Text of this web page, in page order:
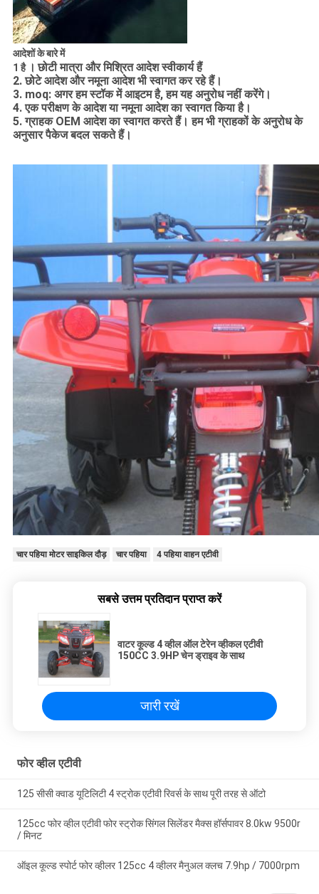
आदेशों के बारे में
1 है । छोटी मात्रा और मिश्रित आदेश स्वीकार्य हैं
2. छोटे आदेश और नमूना आदेश भी स्वागत कर रहे हैं।
3. moq: अगर हम स्टॉक में आइटम है, हम यह अनुरोध नहीं करेंगे।
4. एक परीक्षण के आदेश या नमूना आदेश का स्वागत किया है।
5. ग्राहक OEM आदेश का स्वागत करते हैं। हम भी ग्राहकों के अनुरोध के
अनुसार पैकेज बदल सकते हैं।
चार पहिया मोटर साइकिल दौड़ चार पहिया 4 पहिया वाहन एटीवी
सबसे उत्तम प्रतिदान प्राप्त करें
वाटर कूल्ड 4 व्हील ऑल टेरेन व्हीकल एटीवी
150CC 3.9HP चेन ड्राइव के साथ
जारी रखें
फोर व्हील एटीवी
125 सीसी क्वाड यूटिलिटी 4 स्ट्रोक एटीवी रिवर्स के साथ पूरी तरह से ऑटो
125cc फोर व्हील एटीवी फोर स्ट्रोक सिंगल सिलेंडर मैक्स हॉर्सपावर 8.0kw 9500r
/ मिनट
ऑइल कूल्ड स्पोर्ट फोर व्हीलर 125cc 4 व्हीलर मैनुअल क्लच 7.9hp / 7000rpm